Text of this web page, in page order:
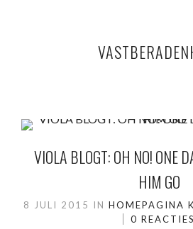
VIOLA BLOGT: OH NO! ONE
HIM GO
8 JULI 2015 IN HOMEPAGINA
0 REACTIES